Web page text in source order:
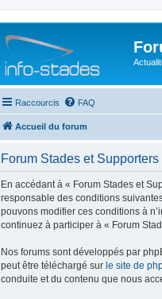
Raccourcis FAQ
Accueil du forum
Forum Stades et
En accédant à « Forum Stades et
responsable des conditions
pouvons modifier ces conditions à
continuez à participer à « Forum
Nos forums sont développés par
peut être téléchargé sur le site de
conduite et du contenu que nous